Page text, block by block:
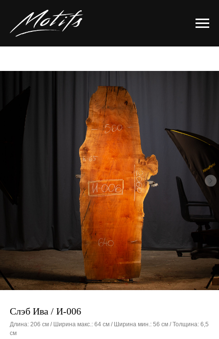
Слэб Ива / И-006
Длина: 206 см / Ширина макс.: 64 см / Ширина мин.: 56 см / Толщина: 6,5
см